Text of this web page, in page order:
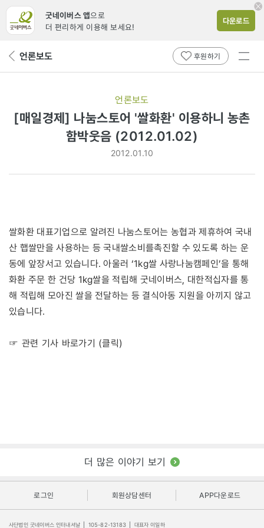
굿네이버스 앱으로
더 편리하게 이용해 보세요!
다운로드
뒤 언론보도 후원하기
전체
언론보도
[매일경제] 나눔스토어 '쌀화환' 이용하니 농촌
함박웃음 (2012.01.02)
2012.01.10
쌀화환 대표기업으로 알려진 나눔스토어는 농협과 제휴하여 국내
산 햅쌀만을 사용하는 등 국내쌀소비를촉진할 수 있도록 하는 운
동에 앞장서고 있습니다. 아울러 ‘1kg쌀 사랑나눔캠페인’을 통해
화환 주문 한 건당 1kg쌀을 적립해 굿네이버스, 대한적십자를 통
해 적립해 모아진 쌀을 전달하는 등 결식아동 지원을 아끼지 않고
있습니다.
☞ 관련 기사 바로가기 (클릭)
더 많은 이야기 보기
로그인 회원상담센터 APP다운로드
사단법인 굿네이버스 인터내셔날 105-82-13183 대표자 이일하